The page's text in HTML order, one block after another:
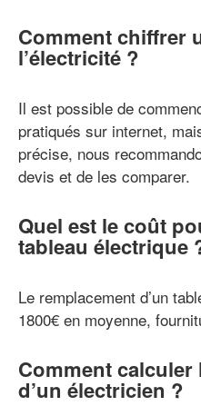
Comment chiffrer
l’électricité ?
Il est possible de
pratiqués sur internet,
précise, nous
devis et de les comparer.
Quel est le coût
tableau électrique
Le remplacement d’un
1800€ en moyenne,
Comment
d’un électricien ?